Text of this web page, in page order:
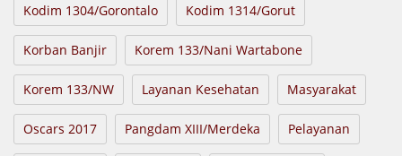
Kodim 1304/Gorontalo Kodim 1314/Gorut
Korban Banjir Korem 133/Nani Wartabone
Korem 133/NW Layanan Kesehatan Masyarakat
Oscars 2017 Pangdam XIII/Merdeka Pelayanan